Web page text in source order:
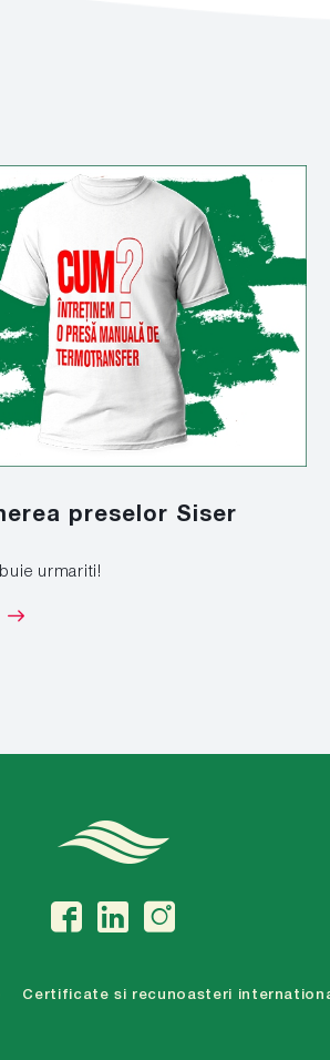
preselor Siser
urmariti!
Certificate si recunoasteri